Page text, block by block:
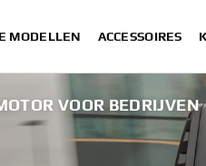
MODELLEN ACCESSOIRES
VOOR BEDRIJVEN